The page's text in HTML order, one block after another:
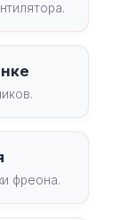
фреона.